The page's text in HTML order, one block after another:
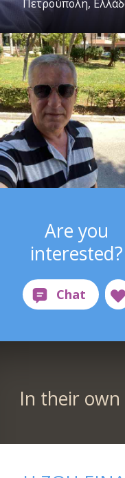
Πετρούπολη,
Are you
interested?
In their